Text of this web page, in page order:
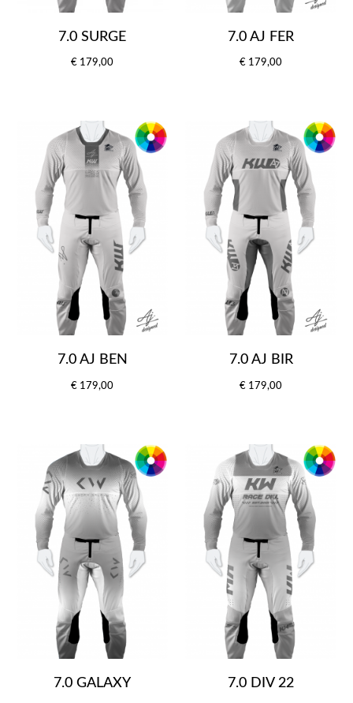
7.0 SURGE
€ 179,00
7.0 AJ FER
€ 179,00
7.0 AJ BEN
€ 179,00
7.0 AJ BIR
€ 179,00
7.0 GALAXY 7.0 DIV 22